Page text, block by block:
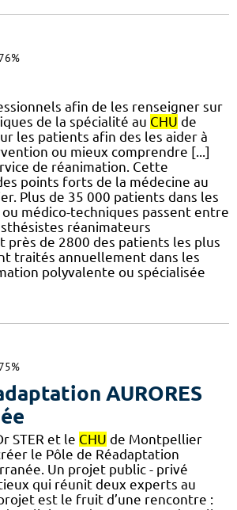
afin de les renseigner sur
de la spécialité au CHU de
les patients afin des les aider à
ou mieux comprendre [...]
de réanimation. Cette
points forts de la médecine au
Plus de 35 000 patients dans les
médico-techniques passent entre
réanimateurs
près de 2800 des patients les plus
traités annuellement dans les
polyvalente ou spécialisée
AURORES
STER et le CHU de Montpellier
le Pôle de Réadaptation
Un projet public - privé
qui réunit deux experts au
est le fruit d’une rencontre :